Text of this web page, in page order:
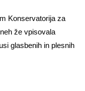
Konservatorija za
že vpisovala
glasbenih in plesnih